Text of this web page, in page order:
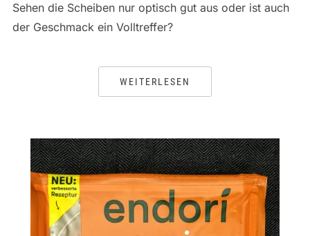
Sehen die Scheiben nur optisch gut aus oder ist auch
der Geschmack ein Volltreffer?
WEITERLESEN